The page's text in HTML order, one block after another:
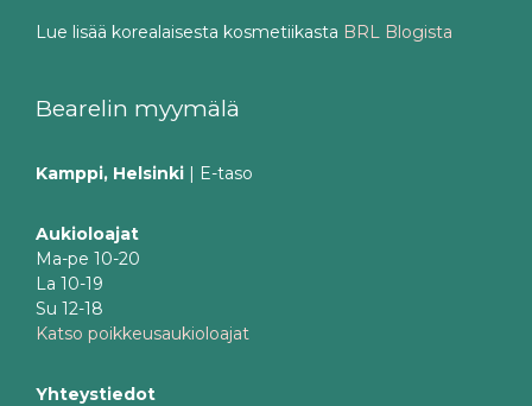
Lue lisää korealaisesta kosmetiikasta BRL Blogista
Bearelin myymälä
Kamppi, Helsinki | E-taso
Aukioloajat
Ma-pe 10-20
La 10-19
Su 12-18
Katso poikkeusaukioloajat
Yhteystiedot